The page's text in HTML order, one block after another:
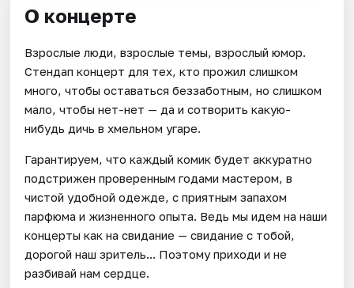
О концерте
Взрослые люди, взрослые темы, взрослый юмор.
Стендап концерт для тех, кто прожил слишком
много, чтобы оставаться беззаботным, но слишком
мало, чтобы нет-нет — да и сотворить какую-
нибудь дичь в хмельном угаре.
Гарантируем, что каждый комик будет аккуратно
подстрижен проверенным годами мастером, в
чистой удобной одежде, с приятным запахом
парфюма и жизненного опыта. Ведь мы идем на наши
концерты как на свидание — свидание с тобой,
дорогой наш зритель... Поэтому приходи и не
разбивай нам сердце.